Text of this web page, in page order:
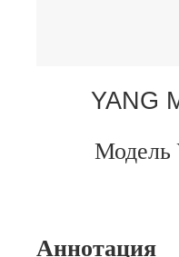
YANG
Модель
Аннотация